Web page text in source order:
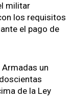
militar
los requisitos
el pago de
un
de la Ley